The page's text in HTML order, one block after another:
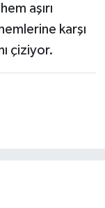
aşırı
karşı
çiziyor.